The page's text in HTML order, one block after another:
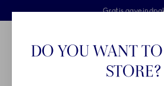
Skip
Fri levering ved køb over
Gratis
2 års
Royal Copenhagen
DO YOU WANT
STORE?